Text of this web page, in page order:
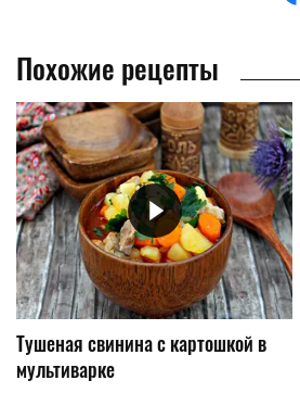
Похожие рецепты
Тушеная свинина с картошкой в
мультиварке